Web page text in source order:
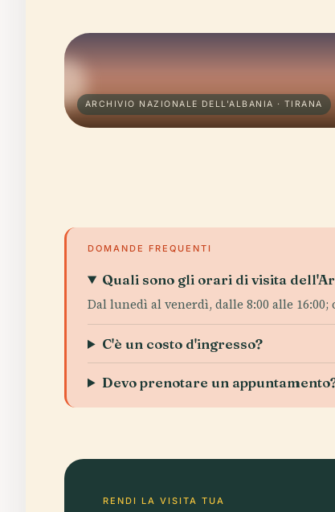
ARCHIVIO NAZIONALE DELL'ALBANIA · TIRANA
DOMANDE FREQUENTI
Quali sono gli orari di visita
Dal lunedì al venerdì, dalle 8:00 alle
C'è un costo d'ingresso?
Devo prenotare un
RENDI LA VISITA TUA